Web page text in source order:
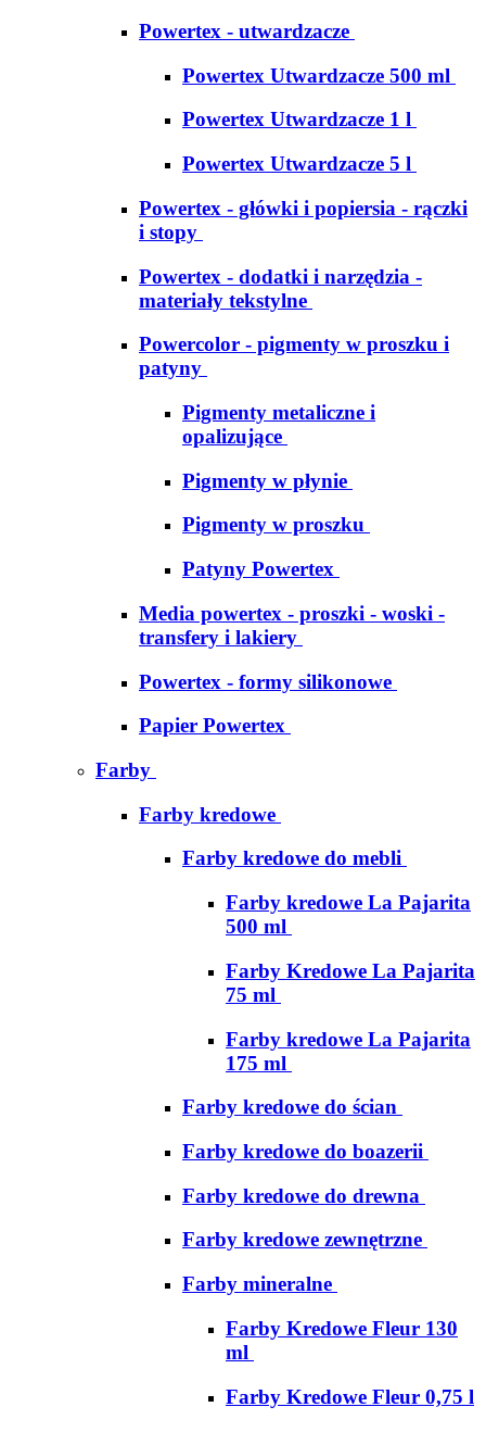
Powertex - utwardzacze
Powertex Utwardzacze 500 ml
Powertex Utwardzacze 1 l
Powertex Utwardzacze 5 l
Powertex - główki i popiersia - rączki
i stopy
Powertex - dodatki i narzędzia -
materiały tekstylne
Powercolor - pigmenty w proszku i
patyny
Pigmenty metaliczne i
opalizujące
Pigmenty w płynie
Pigmenty w proszku
Patyny Powertex
Media powertex - proszki - woski -
transfery i lakiery
Powertex - formy silikonowe
Papier Powertex
Farby
Farby kredowe
Farby kredowe do mebli
Farby kredowe La Pajarita
500 ml
Farby Kredowe La Pajarita
75 ml
Farby kredowe La Pajarita
175 ml
Farby kredowe do ścian
Farby kredowe do boazerii
Farby kredowe do drewna
Farby kredowe zewnętrzne
Farby mineralne
Farby Kredowe Fleur 130
ml
Farby Kredowe Fleur 0,75 l